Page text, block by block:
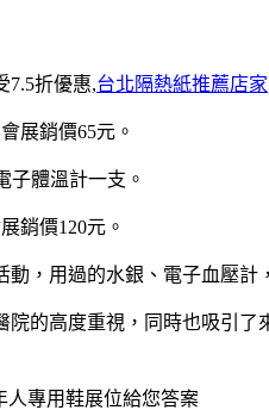
折優惠,台北隔熱紙推薦店家
展銷價65元。
體溫計一支。
銷價120元。
用過的水銀、電子血壓計
的高度重視，同時也吸引了
人專用鞋展位給您答案